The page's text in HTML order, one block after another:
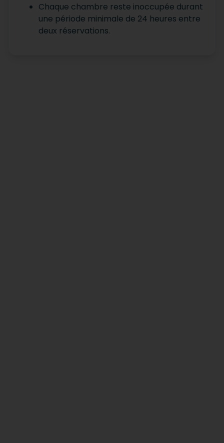
Chaque chambre reste inoccupée durant
une période minimale de 24 heures entre
deux réservations.